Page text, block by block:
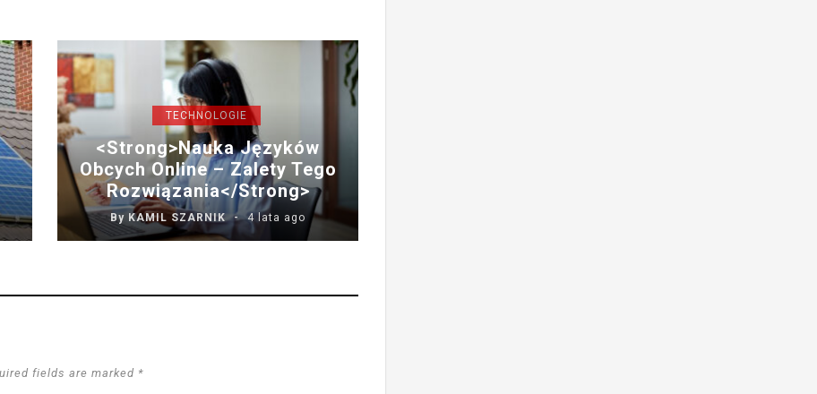
TECHNOLOGIE
<strong>Nauka Języków
Obcych Online – Zalety Tego
Rozwiązania</strong>
By KAMIL SZARNIK 4 lata ago
fields are marked *